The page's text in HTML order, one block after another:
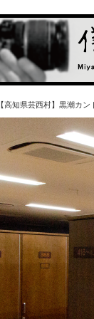
【高知県芸西村】黒潮カン